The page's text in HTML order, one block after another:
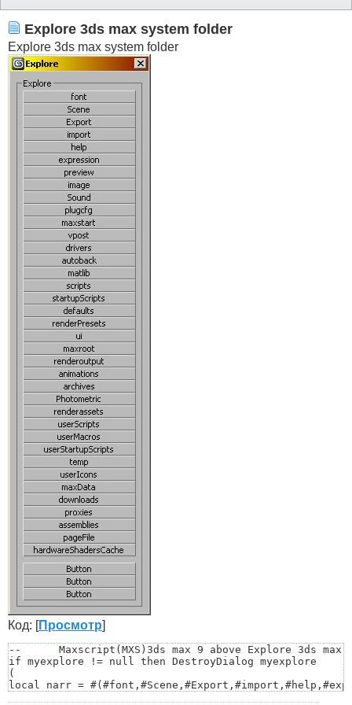
		)
	)
)
Explore 3ds max system folder
Explore 3ds max system folder
Код: [Просмотр]
--	Maxscript(MXS)3ds max 9 above Explore 3ds max system folder by JiSt
if myexplore != null then DestroyDialog myexplore
(
local narr =